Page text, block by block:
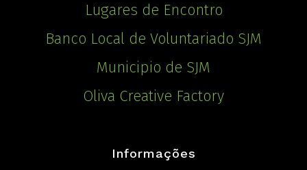
Lugares de Encontro
Banco Local de Voluntariado SJM
Municipio de SJM
Oliva Creative Factory
Informações